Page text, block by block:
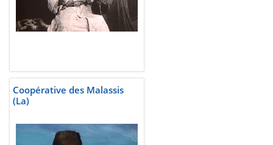
Coopérative des Malassis
(La)